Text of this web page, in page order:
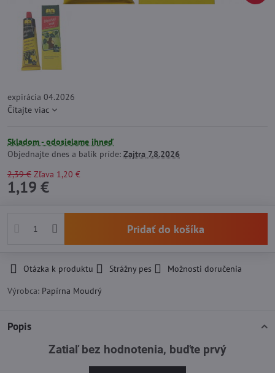
expirácia 04.2026
Čítajte viac
Skladom - odosielame ihneď
Objednajte dnes a balík príde: Zajtra 7.8.2026
2,39 € Zľava 1,20 €
1,19 €
Pridať do košíka
Otázka k produktu Strážny pes
Možnosti doručenia
Výrobca: Papírna Moudrý
Popis
Zatiaľ bez hodnotenia, buďte prvý